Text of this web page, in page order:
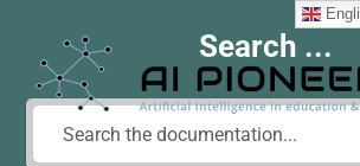
Search ...